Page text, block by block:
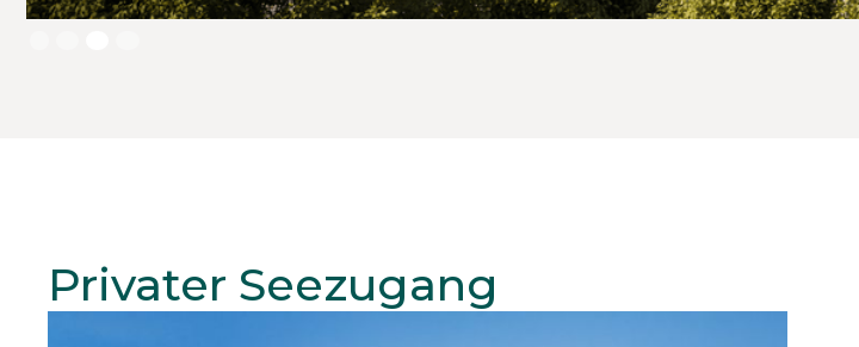
Privater Seezugang